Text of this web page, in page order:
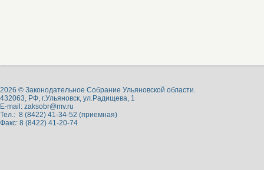
2026 © Законодательное Собрание Ульяновской области.
432063, РФ, г.Ульяновск, ул.Радищева, 1
E-mail: zaksobr@mv.ru
Тел.: 8 (8422) 41-34-52 (приемная)
Факс: 8 (8422) 41-20-74